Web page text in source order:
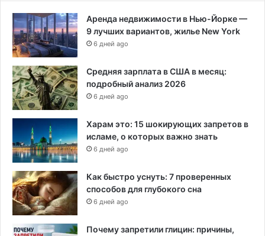
Аренда недвижимости в Нью-Йорке —
9 лучших вариантов, жилье New York
6 дней ago
Средняя зарплата в США в месяц:
подробный анализ 2026
6 дней ago
Харам это: 15 шокирующих запретов в
исламе, о которых важно знать
6 дней ago
Как быстро уснуть: 7 проверенных
способов для глубокого сна
6 дней ago
Почему запретили глицин: причины,